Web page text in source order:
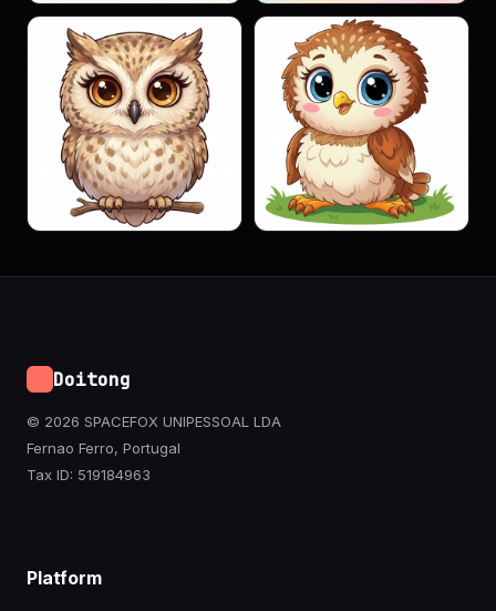
Doitong
© 2026 SPACEFOX UNIPESSOAL LDA
Fernao Ferro, Portugal
Tax ID: 519184963
Platform